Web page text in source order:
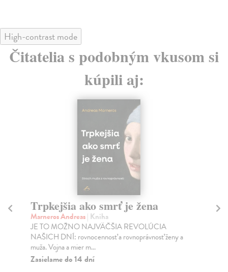
High-contrast mode
Čitatelia s podobným vkusom si
kúpili aj:
Trpkejšia ako smrť je žena
Marneros Andreas| Kniha
JE TO MOŽNO NAJVÄČŠIA REVOLÚCIA
NAŠICH DNÍ: rovnocennosť a rovnoprávnosť ženy a
muža. Vojna a mier m...
Zasielame do 14 dní